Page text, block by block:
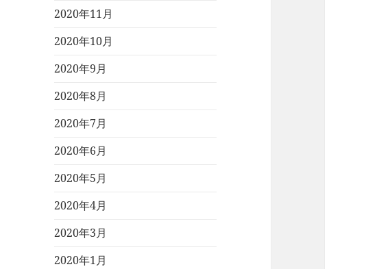
2020年11月
2020年10月
2020年9月
2020年8月
2020年7月
2020年6月
2020年5月
2020年4月
2020年3月
2020年1月